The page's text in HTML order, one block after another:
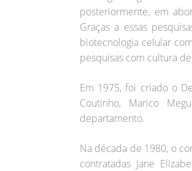
posteriormente, em
Graças a essas
biotecnologia celular
pesquisas com cultura
Em 1975, foi criado o
Coutinho, Marico
departamento.
Na década de 1980, o
contratadas Jane